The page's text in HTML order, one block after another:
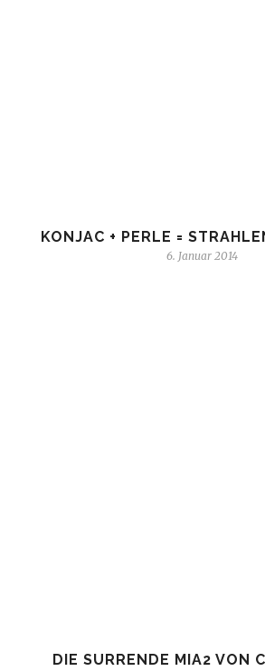
KONJAC + PERLE =
6. Januar 2014
DIE SURRENDE MIA2 VON